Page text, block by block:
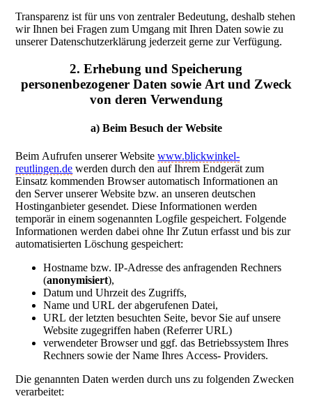
Transparenz ist für uns von zentraler Bedeutung, deshalb stehen
wir Ihnen bei Fragen zum Umgang mit Ihren Daten sowie zu
unserer Datenschutzerklärung jederzeit gerne zur Verfügung.
2. Erhebung und Speicherung
personenbezogener Daten sowie Art und Zweck
von deren Verwendung
a) Beim Besuch der Website
Beim Aufrufen unserer Websitewww.blickwinkel-
reutlingen.de werden durch den auf Ihrem Endgerät zum
Einsatz kommenden Browser automatisch Informationen an
den Server unserer Website bzw. an unseren deutschen
Hostinganbieter gesendet. Diese Informationen werden
temporär in einem sogenannten Logfile gespeichert. Folgende
Informationen werden dabei ohne Ihr Zutun erfasst und bis zur
automatisierten Löschung gespeichert:
Hostname bzw. IP-Adresse des anfragenden Rechners
(anonymisiert),
Datum und Uhrzeit des Zugriffs,
Name und URL der abgerufenen Datei,
URL der letzten besuchten Seite, bevor Sie auf unsere
Website zugegriffen haben (Referrer URL)
verwendeter Browser und ggf. das Betriebssystem Ihres
Rechners sowie der Name Ihres Access- Providers.
Die genannten Daten werden durch uns zu folgenden Zwecken
verarbeitet: